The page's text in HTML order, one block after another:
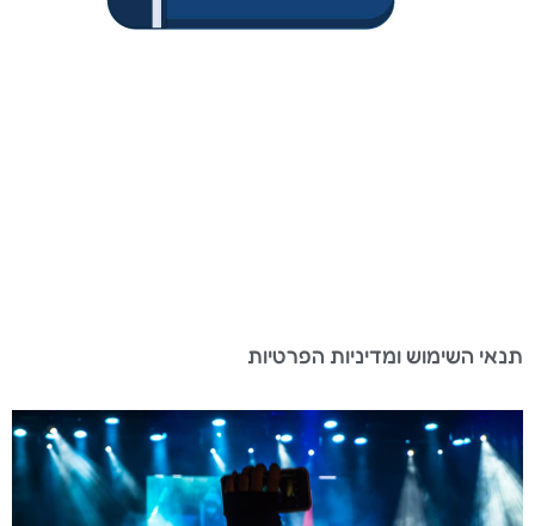
תנאי השימוש ומדיניות הפרטיות